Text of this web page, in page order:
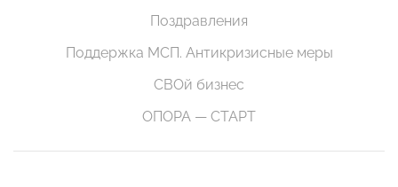
Поздравления
Поддержка МСП. Антикризисные меры
СВОй бизнес
ОПОРА — СТАРТ